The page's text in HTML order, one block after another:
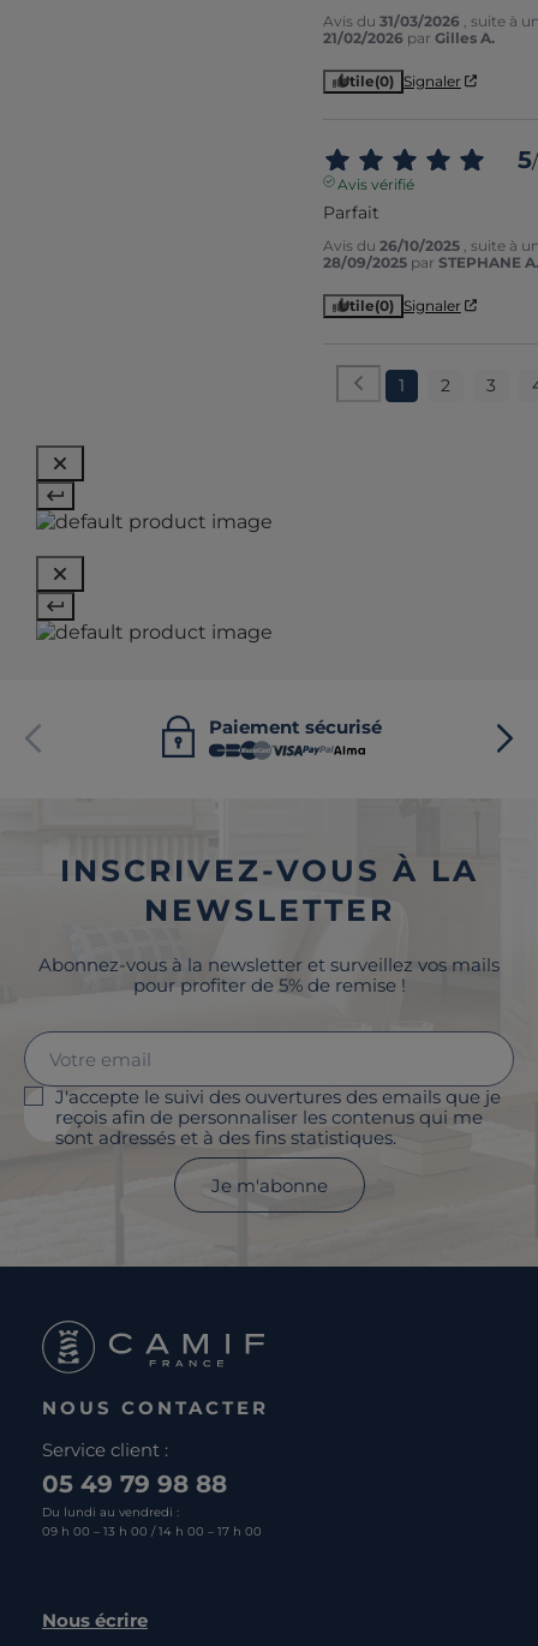
Avis du 31/03/2026
, suite à
21/02/2026 par Gilles A.
Utile(0) Signaler
5/
Avis vérifié
Parfait
Avis du 26/10/2025
, suite à
28/09/2025 par STEPHANE A.
Utile(0) Signaler
1 2 3
Paiement sécurisé
INSCRIVEZ-VOUS À LA
NEWSLETTER
Abonnez-vous à la newsletter et surveillez vos mails
pour profiter de 5% de remise !
J'accepte le suivi des ouvertures des emails que je
reçois afin de personnaliser les contenus qui me
sont adressés et à des fins statistiques.
Je m'abonne
NOUS CONTACTER
Service client :
05 49 79 98 88
Du lundi au vendredi :
09 h 00 – 13 h 00 / 14 h 00 – 17 h 00
Nous écrire